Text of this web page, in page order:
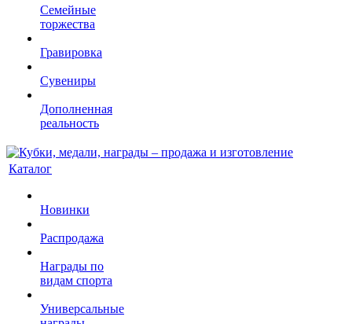
Семейные
торжества
Гравировка
Сувениры
Дополненная
реальность
Каталог
Новинки
Распродажа
Награды по
видам спорта
Универсальные